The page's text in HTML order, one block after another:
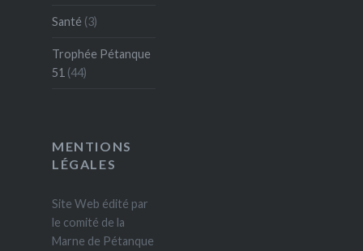
Santé (3)
Trophée Pétanque
51(44)
MENTIONS
LÉGALES
Site Web édité par
le comité de la
Marne de Pétanque